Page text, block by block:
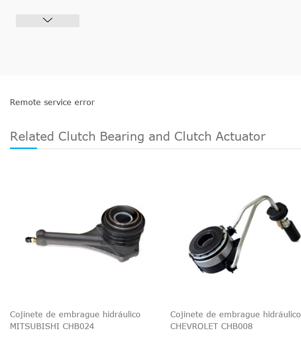
Remote service error
Related Clutch Bearing and Clutch Actuator
Cojinete de embrague hidráulico
MITSUBISHI CHB024
Cojinete de embrague hidráulico
CHEVROLET CHB008